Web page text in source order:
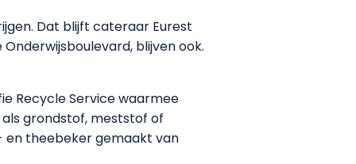
Dat blijft cateraar Eurest
blijven ook.
Recycle Service waarmee
grondstof, meststof of
en theebeker gemaakt van